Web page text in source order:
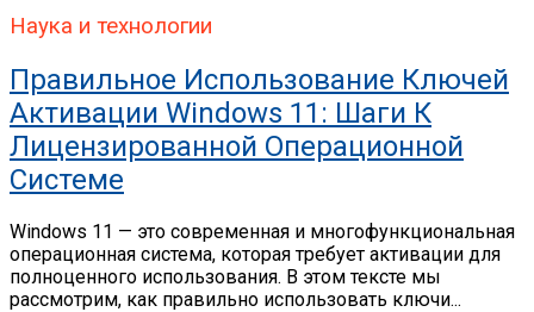
Наука и технологии
Правильное Использование Ключей
Активации Windows 11: Шаги К
Лицензированной Операционной
Системе
Windows 11 — это современная и многофункциональная
операционная система, которая требует активации для
полноценного использования. В этом тексте мы
рассмотрим, как правильно использовать ключи...